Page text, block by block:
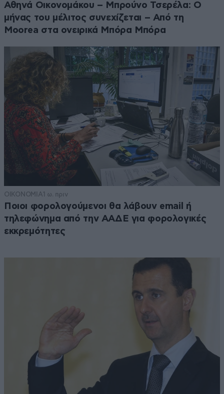
Αθηνά Οικονομάκου – Μπρούνο Τσερέλα: Ο
μήνας του μέλιτος συνεχίζεται – Από τη
Moorea στα ονειρικά Μπόρα Μπόρα
ΟΙΚΟΝΟΜΙΑ1 ω. πριν
Ποιοι φορολογούμενοι θα λάβουν email ή
τηλεφώνημα από την ΑΑΔΕ για φορολογικές
εκκρεμότητες